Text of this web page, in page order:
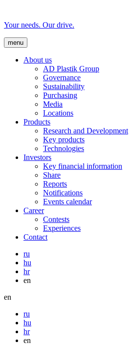
Your needs. Our drive.
menu
About us
AD Plastik Group
Governance
Sustainability
Purchasing
Media
Locations
Products
Research and Development
Key products
Technologies
Investors
Key financial information
Share
Reports
Notifications
Events calendar
Career
Contests
Experiences
Contact
ru
hu
hr
en
en
ru
hu
hr
en